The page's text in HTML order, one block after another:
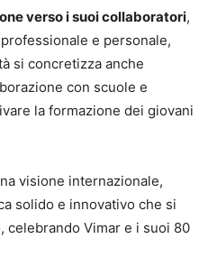
verso i suoi collaboratori,
e personale,
si concretizza anche
con scuole e
la formazione dei giovani
visione internazionale,
solido e innovativo che si
celebrando Vimar e i suoi 80